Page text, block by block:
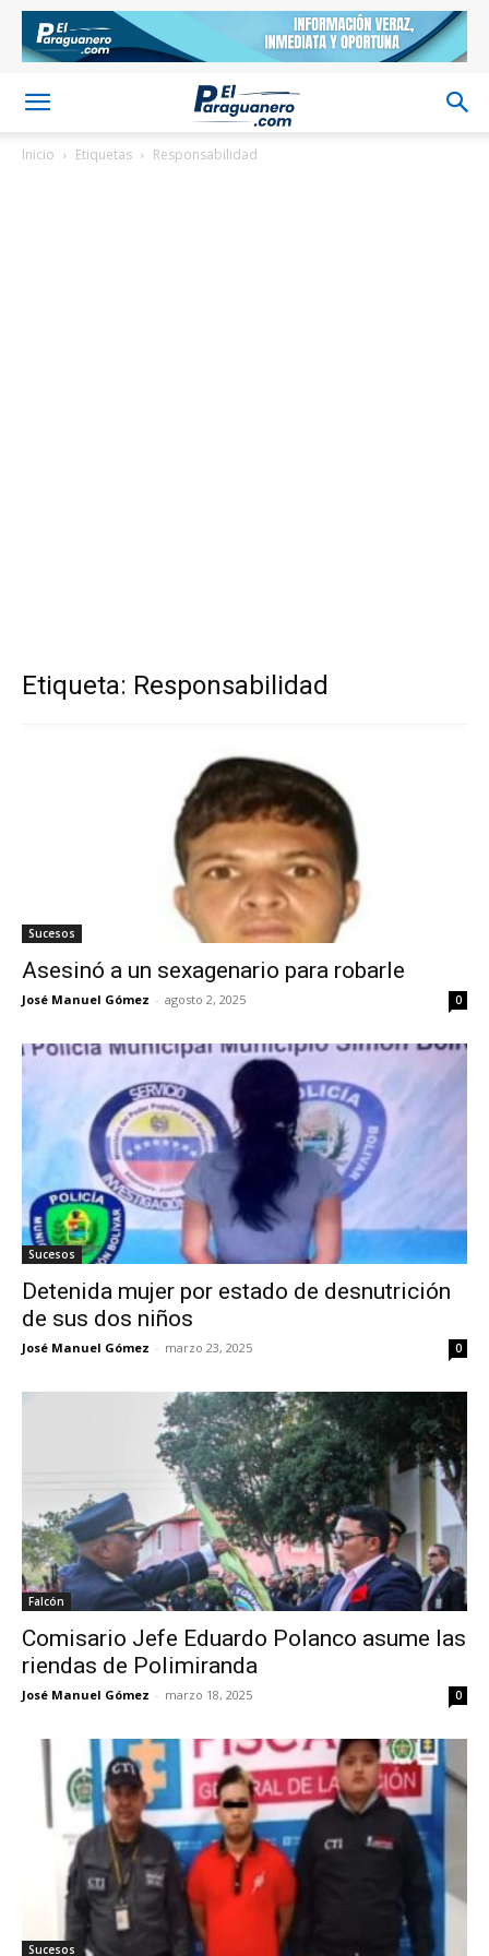
Inicio Etiquetas Responsabilidad
Etiqueta: Responsabilidad
Sucesos
Asesinó a un sexagenario para robarle
José Manuel Gómez - agosto 2, 2025 0
Sucesos
Detenida mujer por estado de desnutrición
de sus dos niños
José Manuel Gómez - marzo 23, 2025 0
Falcón
Comisario Jefe Eduardo Polanco asume las
riendas de Polimiranda
José Manuel Gómez - marzo 18, 2025 0
Sucesos